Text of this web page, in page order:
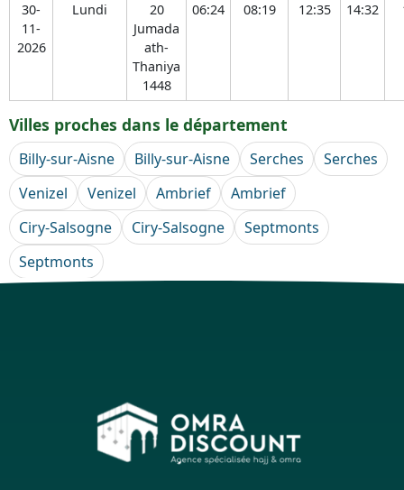
30-
11-
2026
Lundi
20
Jumada
ath-
Thaniya
1448
06:24 08:19 12:35 14:32
Villes proches dans le département
Billy-sur-Aisne Billy-sur-Aisne Serches
Serches
Venizel
Venizel Ambrief
Ambrief
Ciry-Salsogne
Ciry-Salsogne
Septmonts
Septmonts